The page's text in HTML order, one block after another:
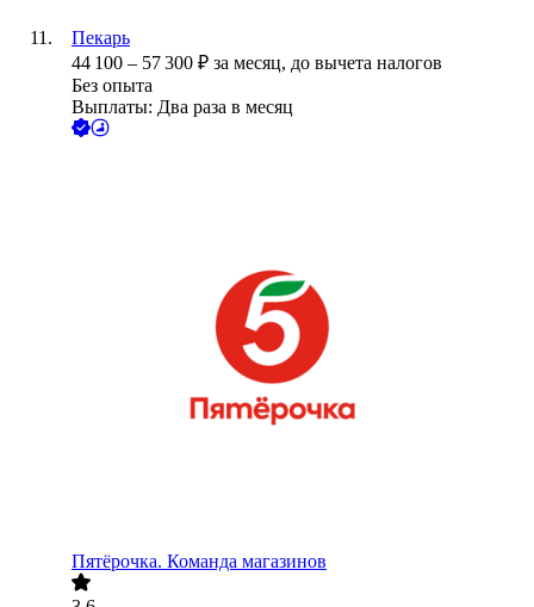
Пекарь
44 100 – 57 300 ₽ за месяц, до вычета налогов
Без опыта
Выплаты: Два раза в месяц
Пятёрочка. Команда магазинов